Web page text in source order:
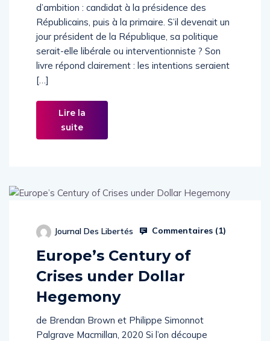
d’ambition : candidat à la présidence des
Républicains, puis à la primaire. S’il devenait un
jour président de la République, sa politique
serait-elle libérale ou interventionniste ? Son
livre répond clairement : les intentions seraient
[…]
Lire la
suite
Journal Des Libertés Commentaires (1)
Europe’s Century of
Crises under Dollar
Hegemony
de Brendan Brown et Philippe Simonnot
Palgrave Macmillan, 2020 Si l’on découpe